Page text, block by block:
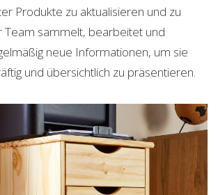
Produkte zu aktualisieren und zu
Team sammelt, bearbeitet und
neue Informationen, um sie
und übersichtlich zu präsentieren.